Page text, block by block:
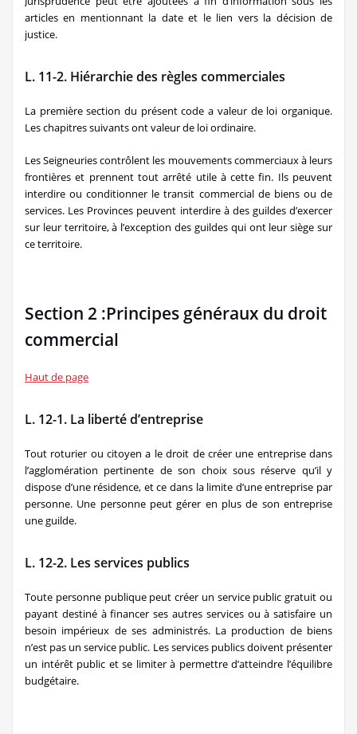
articles en mentionnant la date et le lien vers la décision de
justice.
L. 11-2. Hiérarchie des règles commerciales
La première section du présent code a valeur de loi organique.
Les chapitres suivants ont valeur de loi ordinaire.
Les Seigneuries contrôlent les mouvements commerciaux à leurs
frontières et prennent tout arrêté utile à cette fin. Ils peuvent
interdire ou conditionner le transit commercial de biens ou de
services. Les Provinces peuvent interdire à des guildes d’exercer
sur leur territoire, à l’exception des guildes qui ont leur siège sur
ce territoire.
Section 2 :Principes généraux du droit
commercial
Haut de page
L. 12-1. La liberté d’entreprise
Tout roturier ou citoyen a le droit de créer une entreprise dans
l’agglomération pertinente de son choix sous réserve qu’il y
dispose d’une résidence, et ce dans la limite d’une entreprise par
personne. Une personne peut gérer en plus de son entreprise
une guilde.
L. 12-2. Les services publics
Toute personne publique peut créer un service public gratuit ou
payant destiné à financer ses autres services ou à satisfaire un
besoin impérieux de ses administrés. La production de biens
n’est pas un service public. Les services publics doivent présenter
un intérêt public et se limiter à permettre d’atteindre l’équilibre
budgétaire.